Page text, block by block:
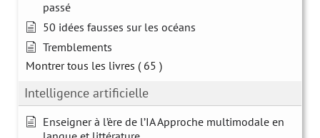
passé
50 idées fausses sur les océans
Tremblements
Montrer tous les livres ( 65 )
Intelligence artificielle
Enseigner à l’ère de l’IA Approche multimodale en